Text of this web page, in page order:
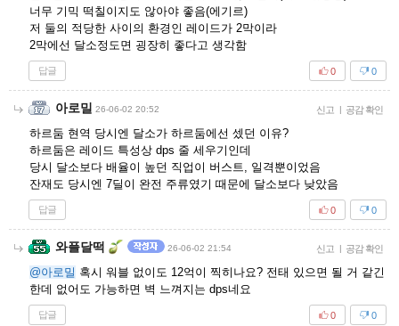
너무 기믹 떡칠이지도 않아야 좋음(에기르)
저 둘의 적당한 사이의 환경인 레이드가 2막이라
2막에선 달소정도면 굉장히 좋다고 생각함
답글 0
0
아로밀 26-06-02 20:52 신고 | 공감 확인
하르둠 현역 당시엔 달소가 하르둠에선 셌던 이유?
하르둠은 레이드 특성상 dps 줄 세우기인데
당시 달소보다 배율이 높던 직업이 버스트, 일격뿐이었음
잔재도 당시엔 7딜이 완전 주류였기 때문에 달소보다 낮았음
답글 0
0
와플달떡 26-06-02 21:54 신고 | 공감 확인
@아로밀 혹시 워블 없이도 12억이 찍히나요? 전태 있으면 될 거 같긴
한데 없어도 가능하면 벽 느껴지는 dps네요
답글 0
0